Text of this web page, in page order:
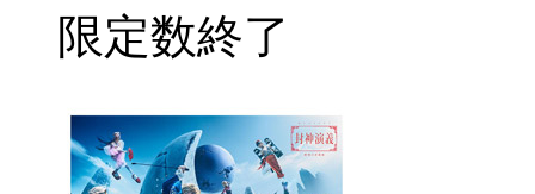
限定数終了